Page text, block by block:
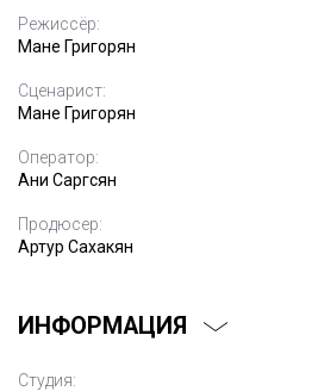
Режиссёр:
Мане Григорян
Сценарист:
Мане Григорян
Оператор:
Ани Саргсян
Продюсер:
Артур Сахакян
ИНФОРМАЦИЯ
Студия: